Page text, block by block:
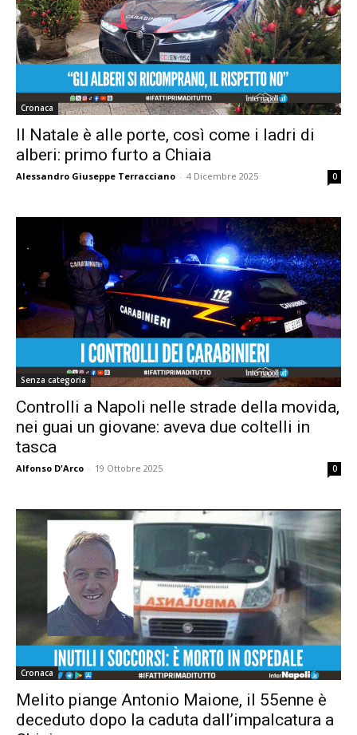
Cronaca
Il Natale è alle porte, così come i ladri di
alberi: primo furto a Chiaia
Alessandro Giuseppe Terracciano - 4 Dicembre 2025 0
Senza categoria
Controlli a Napoli nelle strade della movida,
nei guai un giovane: aveva due coltelli in
tasca
Alfonso D'Arco - 19 Ottobre 2025 0
Cronaca
Melito piange Antonio Maione, il 55enne è
deceduto dopo la caduta dall’impalcatura a